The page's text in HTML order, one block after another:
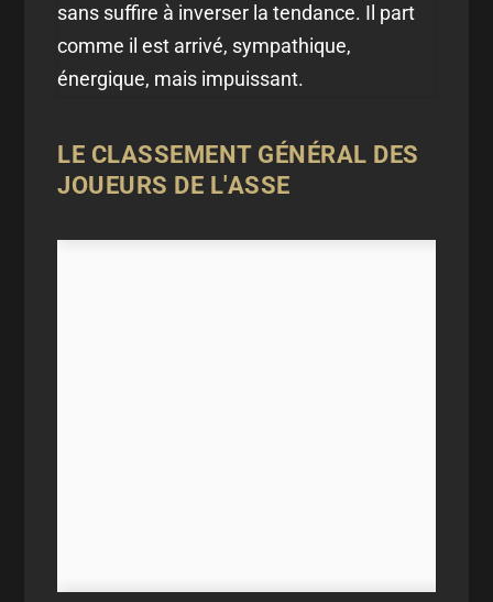
sans suffire à inverser la tendance. Il part
comme il est arrivé, sympathique,
énergique, mais impuissant.
LE CLASSEMENT GÉNÉRAL DES
JOUEURS DE L'ASSE